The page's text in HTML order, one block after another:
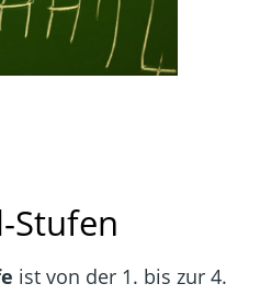
Stufen
ist von der 1. bis zur 4.